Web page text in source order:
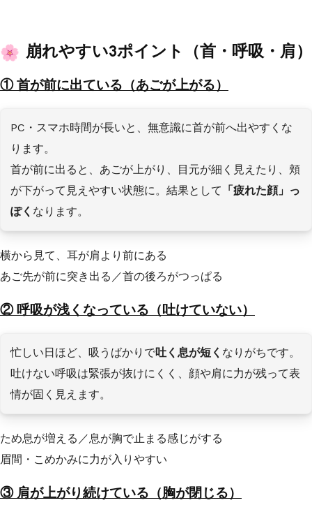
崩れやすい3ポイント（首・呼吸・肩）
① 首が前に出ている（あごが上がる）
PC・スマホ時間が長いと、無意識に首が前へ出やすくな
ります。
首が前に出ると、あごが上がり、目元が細く見えたり、頬
が下がって見えやすい状態に。結果として 「疲れた顔」っ
ぽく なります。
横から見て、耳が肩より前にある
あご先が前に突き出る／首の後ろがつっぱる
② 呼吸が浅くなっている（吐けていない）
忙しい日ほど、吸うばかりで吐く息が短く なりがちです。
吐けない呼吸は緊張が抜けにくく、顔や肩に力が残って表
情が固く見えます。
ため息が増える／息が胸で止まる感じがする
眉間・こめかみに力が入りやすい
③ 肩が上がり続けている（胸が閉じる）